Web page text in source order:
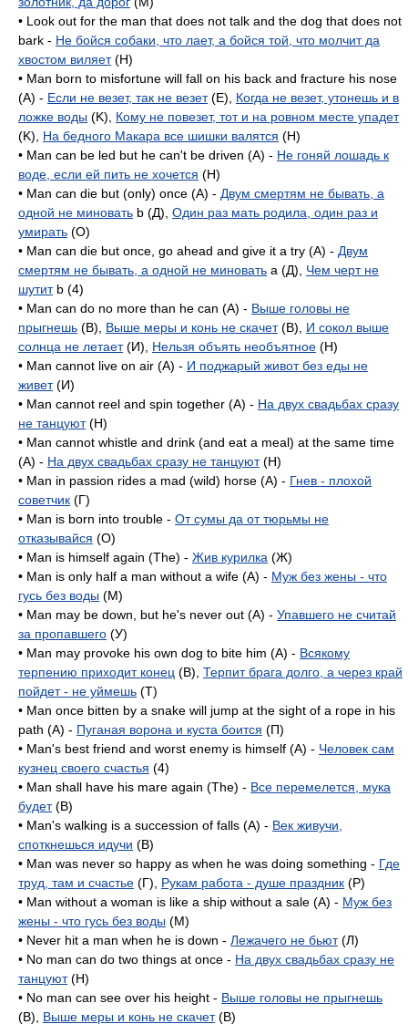
• Look out for the man that does not talk and the dog that does not
bark - Не бойся собаки, что лает, а бойся той, что молчит да
хвостом виляет(H)
• Man born to misfortune will fall on his back and fracture his nose
(A) - Если не везет, так не везет(E), Когда не везет, утонешь и в
ложке воды (K), Кому не повезет, тот и на ровном месте упадет
(K), На бедного Макара все шишки валятся (H)
• Man can be led but he can't be driven (A) - Не гоняй лошадь к
воде, если ей пить не хочется (H)
• Man can die but (only) once (A) - Двум смертям не бывать, а
одной не миновать b (Д), Один раз мать родила, один раз и
умирать (O)
• Man can die but once, go ahead and give it a try (A) - Двум
смертям не бывать, а одной не миновать а (Д), Чем черт не
шутитb (4)
• Man can do no more than he can (A) - Выше головы не
прыгнешь (B), Выше меры и конь не скачет(B), И сокол выше
солнца не летает(И), Нельзя объять необъятное (H)
• Man cannot live on air (A) - И поджарый живот без еды не
живет(И)
• Man cannot reel and spin together (A) - На двух свадьбах сразу
не танцуют(H)
• Man cannot whistle and drink (and eat a meal) at the same time
(A) - На двух свадьбах сразу не танцуют(H)
• Man in passion rides a mad (wild) horse (A) - Гнев - плохой
советчик (Г)
• Man is born into trouble - От сумы да от тюрьмы не
отказывайся (O)
• Man is himself again (The) - Жив курилка (Ж)
• Man is only half a man without a wife (A) - Муж без жены - что
гусь без воды (M)
• Man may be down, but he's never out (A) - Упавшего не считай
за пропавшего (У)
• Man may provoke his own dog to bite him (A) - Всякому
терпению приходит конец (B), Терпит брага долго, а через край
пойдет - не уймешь (T)
• Man once bitten by a snake will jump at the sight of a rope in his
path (А) - Пуганая ворона и куста боится (П)
• Man's best friend and worst enemy is himself (A) - Человек сам
кузнец своего счастья (4)
• Man shall have his mare again (The) - Все перемелется, мука
будет(B)
• Man's walking is a succession of falls (A) - Век живучи,
споткнешься идучи (B)
• Man was never so happy as when he was doing something - Где
труд, там и счастье (Г), Рукам работа - душе праздник (P)
• Man without a woman is like a ship without a sale (A) - Муж без
жены - что гусь без воды (M)
• Never hit a man when he is down - Лежачего не бьют(Л)
• No man can do two things at once - На двух свадьбах сразу не
танцуют(H)
• No man can see over his height - Выше головы не прыгнешь
(B), Выше меры и конь не скачет(B)